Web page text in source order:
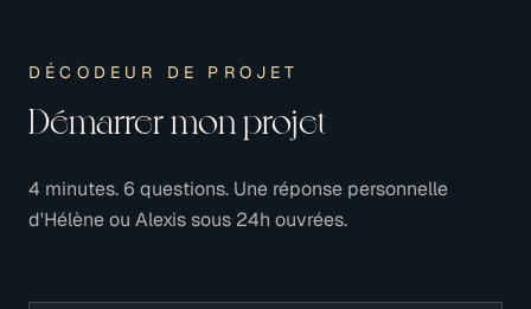
DÉCODEUR DE PROJET
Démarrer mon projet
4 minutes. 6 questions. Une réponse personnelle
d'Hélène ou Alexis sous 24h ouvrées.